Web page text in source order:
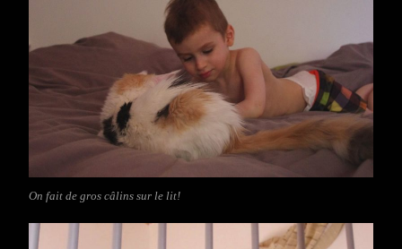
On fait de gros câlins sur le lit!